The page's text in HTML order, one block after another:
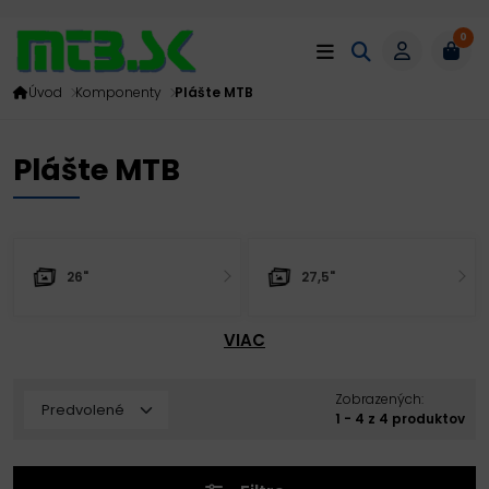
0
Úvod Komponenty Plášte MTB
Plášte MTB
26" 27,5"
VIAC
Zobrazených:
1 - 4 z 4 produktov